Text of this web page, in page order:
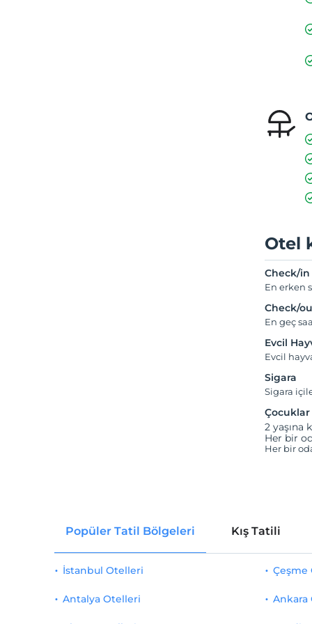
Otel
Check/in
En erken
Check/
En geç
Evcil
Evcil
Sigara
Sigara
Çocuklar
2 yaşına
Her bir
Her bir
Popüler Tatil Bölgeleri Kış Tatili
İstanbul Otelleri
Antalya Otelleri
Çeşme
Ankara